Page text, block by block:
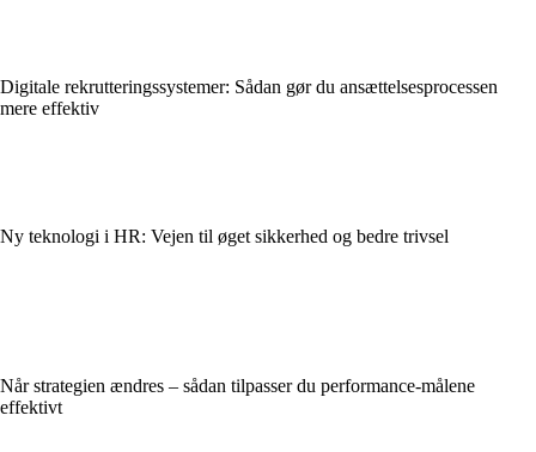
Digitale rekrutteringssystemer: Sådan gør du ansættelsesprocessen
mere effektiv
Ny teknologi i HR: Vejen til øget sikkerhed og bedre trivsel
Når strategien ændres – sådan tilpasser du performance-målene
effektivt